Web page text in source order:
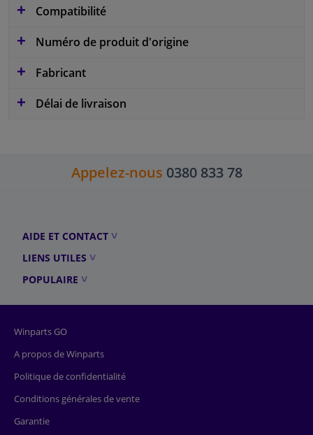
Compatibilité
Numéro de produit d'origine
Fabricant
Délai de livraison
Appelez-nous 0380 833 78
AIDE ET CONTACT
LIENS UTILES
POPULAIRE
Winparts GO
A propos de Winparts
Politique de confidentialité
Conditions générales de vente
Garantie